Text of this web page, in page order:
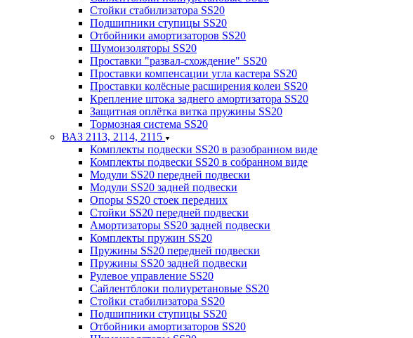
Стойки стабилизатора SS20
Подшипники ступицы SS20
Отбойники амортизаторов SS20
Шумоизоляторы SS20
Проставки "развал-схождение" SS20
Проставки компенсации угла кастера SS20
Проставки колёсные расширения колеи SS20
Крепление штока заднего амортизатора SS20
Защитная оплётка витка пружины SS20
Тормозная система SS20
ВАЗ 2113, 2114, 2115
Комплекты подвески SS20 в разобранном виде
Комплекты подвески SS20 в собранном виде
Модули SS20 передней подвески
Модули SS20 задней подвески
Опоры SS20 стоек передних
Стойки SS20 передней подвески
Амортизаторы SS20 задней подвески
Комплекты пружин SS20
Пружины SS20 передней подвески
Пружины SS20 задней подвески
Рулевое управление SS20
Сайлентблоки полиуретановые SS20
Стойки стабилизатора SS20
Подшипники ступицы SS20
Отбойники амортизаторов SS20